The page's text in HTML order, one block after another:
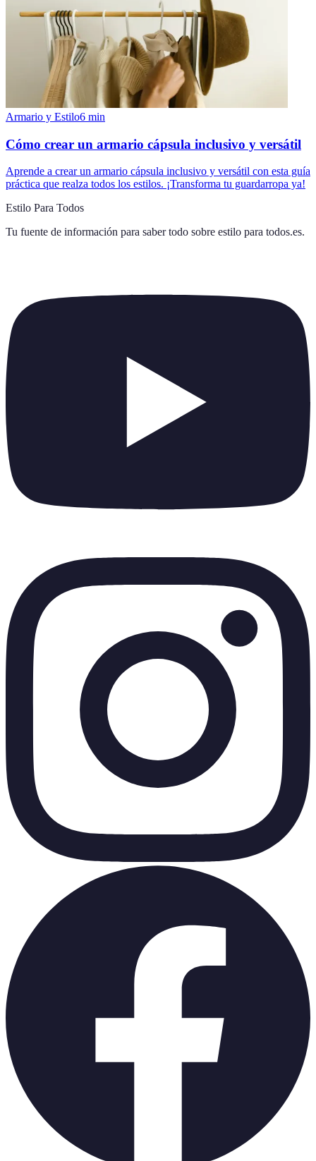
Armario y Estilo6 min
Cómo crear un armario cápsula inclusivo y versátil
Aprende a crear un armario cápsula inclusivo y versátil con esta guía
práctica que realza todos los estilos. ¡Transforma tu guardarropa ya!
Estilo Para Todos
Tu fuente de información para saber todo sobre estilo para todos.es.